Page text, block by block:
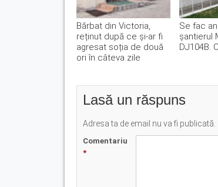
Bărbat din Victoria,
reținut după ce și-ar fi
agresat soția de două
ori în câteva zile
Se fac
șantierul
DJ104B.
Lasă un răspuns
Adresa ta de email nu va fi publicată.
Comentariu
*